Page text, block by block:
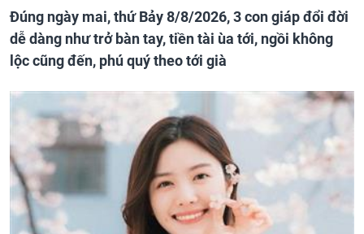
Đúng ngày mai, thứ Bảy 8/8/2026, 3 con giáp đổi đời
dễ dàng như trở bàn tay, tiền tài ùa tới, ngồi không
lộc cũng đến, phú quý theo tới già